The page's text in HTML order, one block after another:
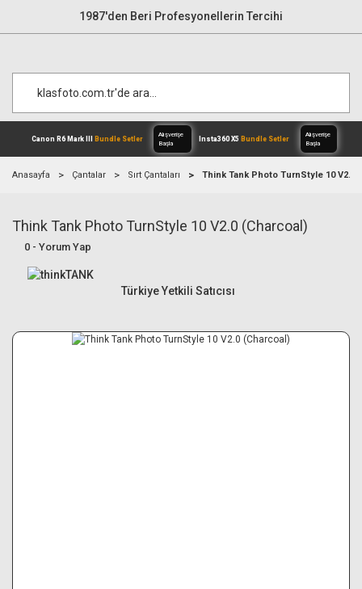
1987'den Beri Profesyonellerin Tercihi
Canon R6 Mark IIIBundle Setler
Alışverişe
Anasayfa Çantalar Sırt Çantaları Think Tank Photo TurnStyle 10 V2.0
Think Tank Photo TurnStyle 10 V2.0 (Charcoal)
0 - Yorum Yap
Türkiye Yetkili Satıcısı